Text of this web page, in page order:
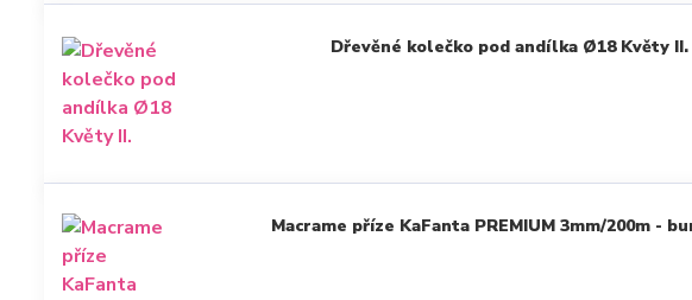
Dřevěné kolečko pod andílka Ø18 Květy II.
Macrame příze KaFanta PREMIUM 3mm/200m -